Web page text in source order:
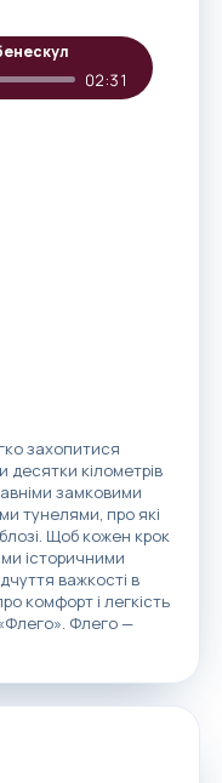
02:31
захопитися
десятки кілометрів
замковими
тунелями, про які
Щоб кожен крок
історичними
важкості в
комфорт і легкість
Флего —